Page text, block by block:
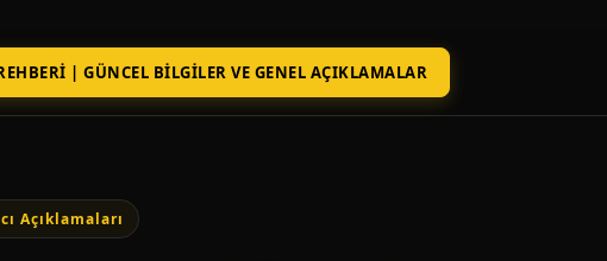
| GÜNCEL BILGILER VE GENEL AÇIKLAMALAR
Açıklamaları